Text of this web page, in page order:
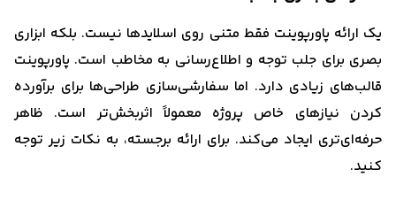
یک ارائه پاورپوینت فقط متنی روی اسلایدها نیست. بلکه ابزاری
بصری برای جلب توجه و اطلاع‌رسانی به مخاطب است. پاورپوینت
قالب‌های زیادی دارد. اما سفارشی‌سازی طراحی‌ها برای برآورده
کردن نیازهای خاص پروژه معمولاً اثربخش‌تر است. ظاهر
حرفه‌ای‌تری ایجاد می‌کند. برای ارائه برجسته، به نکات زیر توجه
کنید.